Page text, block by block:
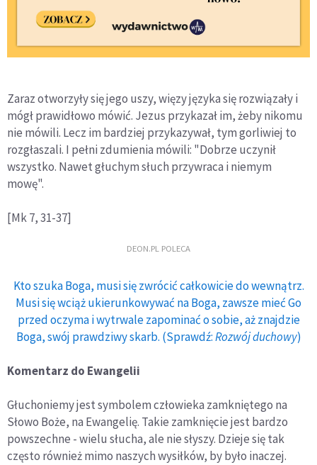
Zaraz otworzyły się jego uszy, więzy języka się rozwiązały i
mógł prawidłowo mówić. Jezus przykazał im, żeby nikomu
nie mówili. Lecz im bardziej przykazywał, tym gorliwiej to
rozgłaszali. I pełni zdumienia mówili: "Dobrze uczynił
wszystko. Nawet głuchym słuch przywraca i niemym
mowę".
[Mk 7, 31-37]
DEON.PL POLECA
Kto szuka Boga, musi się zwrócić całkowicie do wewnątrz.
Musi się wciąż ukierunkowywać na Boga, zawsze mieć Go
przed oczyma i wytrwale zapominać o sobie, aż znajdzie
Boga, swój prawdziwy skarb. (Sprawdź:Rozwój duchowy)
Komentarz do Ewangelii
Głuchoniemy jest symbolem człowieka zamkniętego na
Słowo Boże, na Ewangelię. Takie zamknięcie jest bardzo
powszechne - wielu słucha, ale nie słyszy. Dzieje się tak
często również mimo naszych wysiłków, by było inaczej.